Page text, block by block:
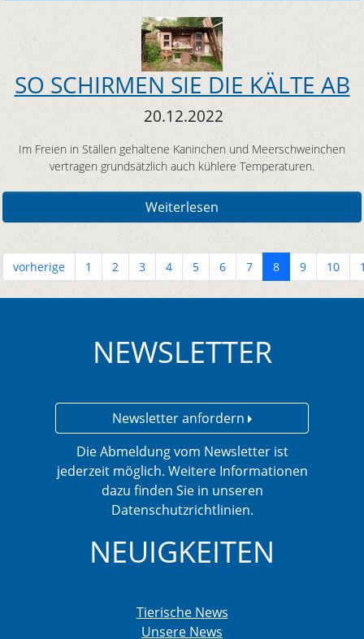
SO SCHIRMEN SIE DIE KÄLTE AB
20.12.2022
Im Freien in Ställen gehaltene Kaninchen und Meerschweinchen
vertragen grundsätzlich auch kühlere Temperaturen.
Weiterlesen
vorherige 1 2 3 4 5 6 7 8 9 10
NEWSLETTER
Newsletter anfordern
Die Abmeldung vom Newsletter ist
jederzeit möglich. Weitere Informationen
dazu finden Sie in unseren
Datenschutzrichtlinien.
NEUIGKEITEN
Tierische News
Unsere News